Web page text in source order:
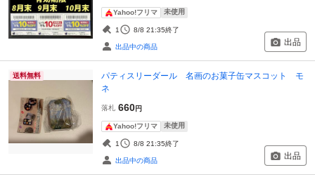
Yahoo!フリマ 未使用
1 8/8 21:35終了
出品中の商品 出品
送料無料
パティスリーダール 名画のお菓子缶マスコット モ
ネ
落札 660円
Yahoo!フリマ 未使用
1 8/8 21:35終了
出品中の商品 出品